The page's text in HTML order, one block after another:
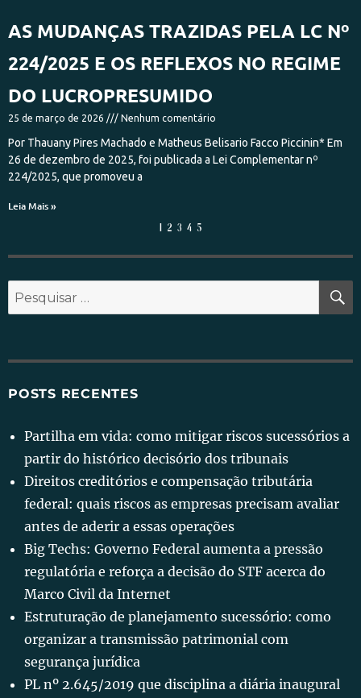
AS MUDANÇAS TRAZIDAS PELA LC Nº
224/2025 E OS REFLEXOS NO REGIME
DO LUCROPRESUMIDO
25 de março de 2026 Nenhum comentário
Por Thauany Pires Machado e Matheus Belisario Facco Piccinin* Em
26 de dezembro de 2025, foi publicada a Lei Complementar nº
224/2025, que promoveu a
Leia Mais »
1 2 3 4 5
POSTS RECENTES
Partilha em vida: como mitigar riscos sucessórios a
partir do histórico decisório dos tribunais
Direitos creditórios e compensação tributária
federal: quais riscos as empresas precisam avaliar
antes de aderir a essas operações
Big Techs: Governo Federal aumenta a pressão
regulatória e reforça a decisão do STF acerca do
Marco Civil da Internet
Estruturação de planejamento sucessório: como
organizar a transmissão patrimonial com
segurança jurídica
PL nº 2.645/2019 que disciplina a diária inaugural